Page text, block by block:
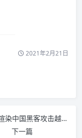
2021年2月21日
美公司渲染中国黑客攻击越南 中国外交部：妄加指责
下一篇